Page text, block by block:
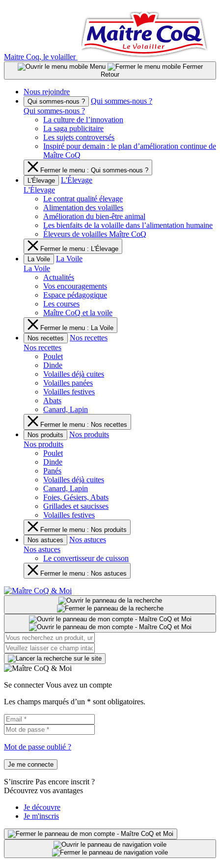
Maitre Coq, le volailler
Menu
Fermer
Retour
Nous rejoindre
Qui sommes-nous ?
Qui sommes-nous ?
Qui sommes-nous ?
La culture de l’innovation
La saga publicitaire
Les sujets controversés
Inspiré pour demain : le plan d’amélioration continue de
Maître CoQ
Fermer le menu : Qui sommes-nous ?
L'Élevage
L'Élevage
L'Élevage
Le contrat qualité élevage
Alimentation des volailles
Amélioration du bien-être animal
Les bienfaits de la volaille dans l’alimentation humaine
Éleveurs de volailles Maître CoQ
Fermer le menu : L'Élevage
La Voile
La Voile
La Voile
Actualités
Vos encouragements
Espace pédagogique
Les courses
Maître CoQ et la voile
Fermer le menu : La Voile
Nos recettes
Nos recettes
Nos recettes
Poulet
Dinde
Volailles déjà cuites
Volailles panées
Volailles festives
Abats
Canard, Lapin
Fermer le menu : Nos recettes
Nos produits
Nos produits
Nos produits
Poulet
Dinde
Panés
Volailles déjà cuites
Canard, Lapin
Foies, Gésiers, Abats
Grillades et saucisses
Volailles festives
Fermer le menu : Nos produits
Nos astuces
Nos astuces
Nos astuces
Le convertisseur de cuisson
Fermer le menu : Nos astuces
Se connecter Vous avez un compte
Les champs marqués d’un * sont obligatoires.
Mot de passe oublié ?
Je me connecte
S’inscrire Pas encore inscrit ?
Découvrez vos avantages
Je découvre
Je m'inscris